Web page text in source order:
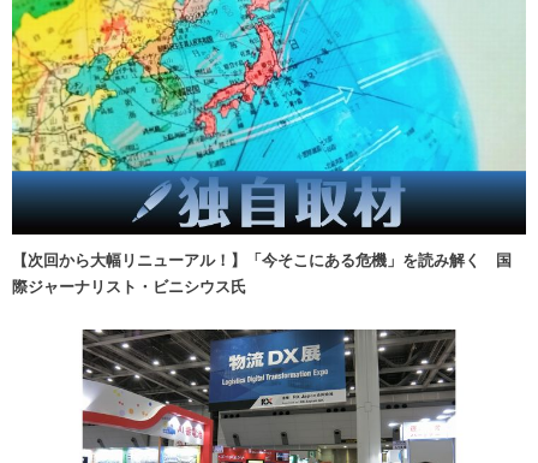
【次回から大幅リニューアル！】「今そこにある危機」を読み解く 国
際ジャーナリスト・ビニシウス氏